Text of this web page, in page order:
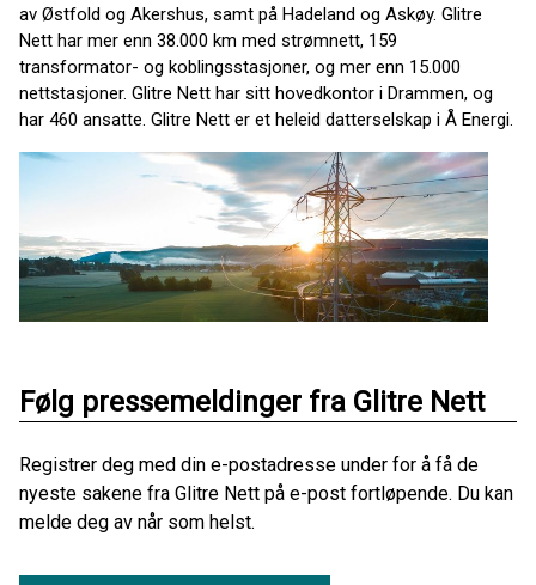
av Østfold og Akershus, samt på Hadeland og Askøy. Glitre
Nett har mer enn 38.000 km med strømnett, 159
transformator- og koblingsstasjoner, og mer enn 15.000
nettstasjoner. Glitre Nett har sitt hovedkontor i Drammen, og
har 460 ansatte. Glitre Nett er et heleid datterselskap i Å Energi.
Følg pressemeldinger fra Glitre Nett
Registrer deg med din e-postadresse under for å få de
nyeste sakene fra Glitre Nett på e-post fortløpende. Du kan
melde deg av når som helst.